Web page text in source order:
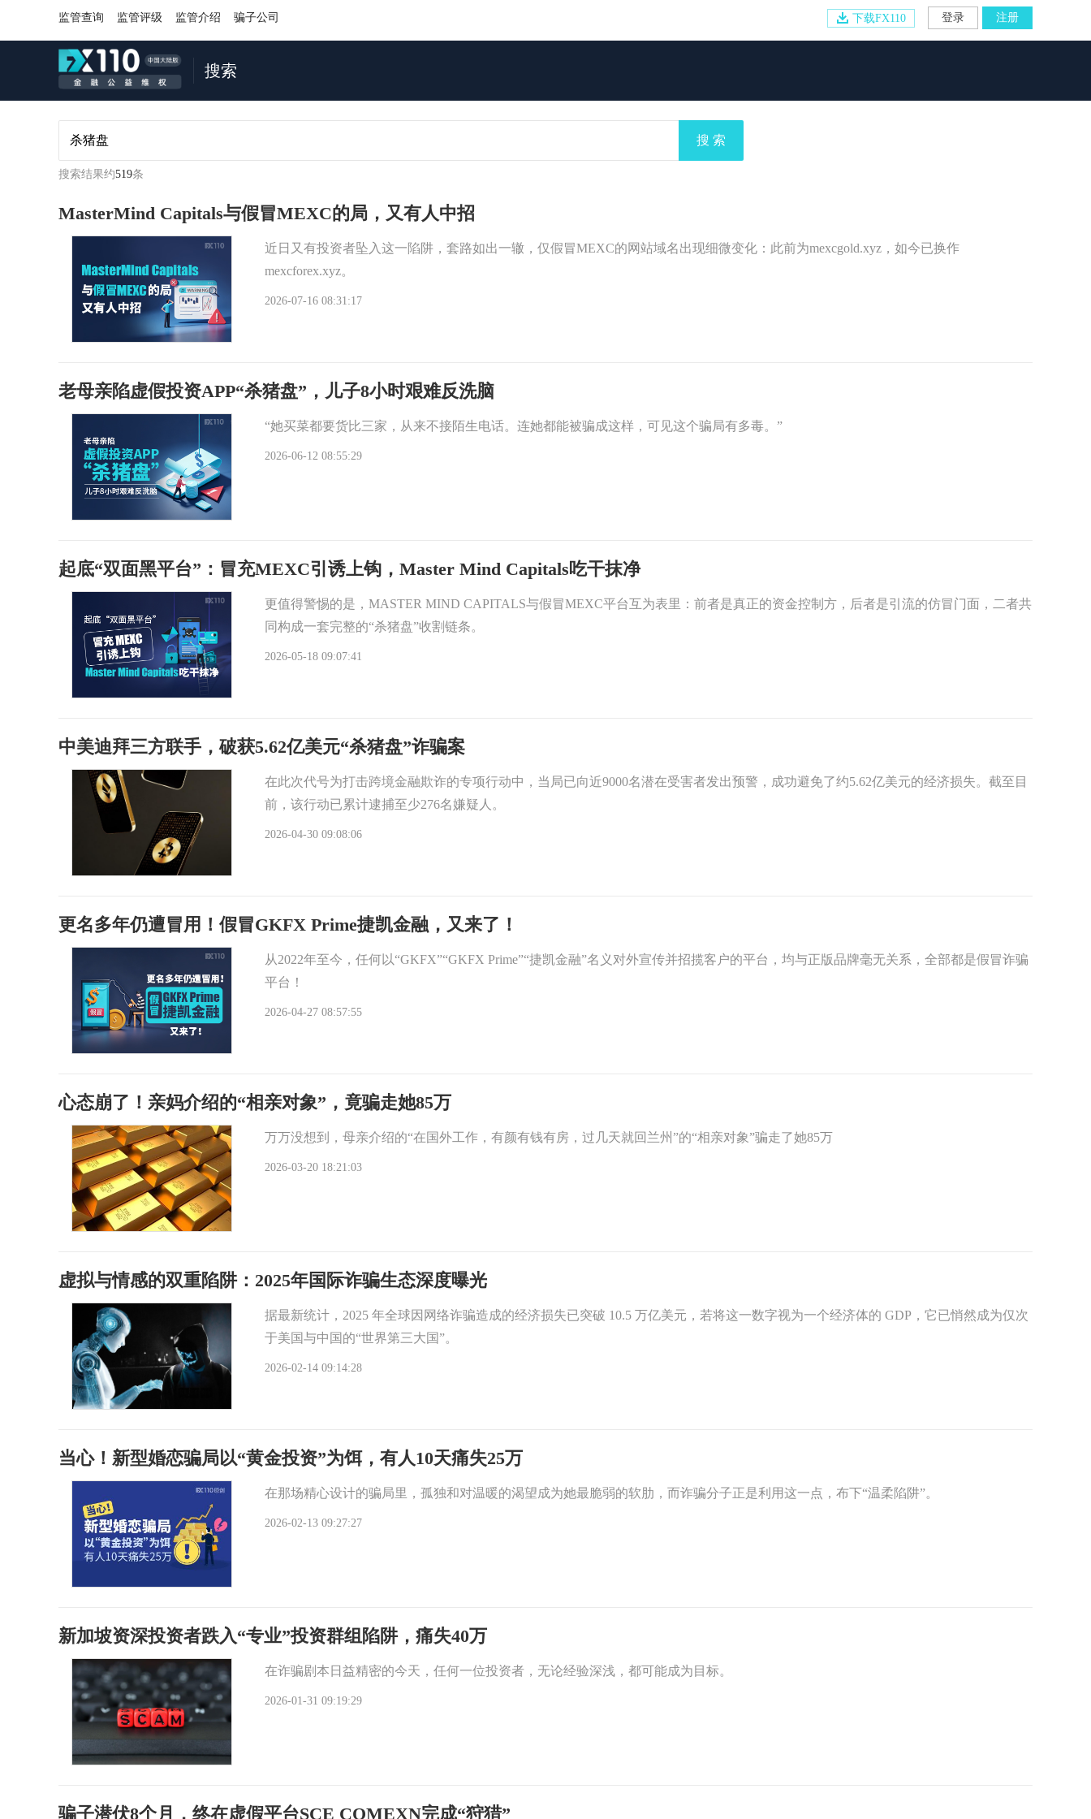
监管查询 监管评级 监管介绍 骗子公司 登录 注册
下载FX110
搜索
搜 索
搜索结果约519条
MasterMind Capitals与假冒MEXC的局，又有人中招
近日又有投资者坠入这一陷阱，套路如出一辙，仅假冒MEXC的网站域名出现细微变化：此前为mexcgold.xyz，如今已换作
mexcforex.xyz。
2026-07-16 08:31:17
老母亲陷虚假投资APP“杀猪盘”，儿子8小时艰难反洗脑
“她买菜都要货比三家，从来不接陌生电话。连她都能被骗成这样，可见这个骗局有多毒。”
2026-06-12 08:55:29
起底“双面黑平台”：冒充MEXC引诱上钩，Master Mind Capitals吃干抹净
更值得警惕的是，MASTER MIND CAPITALS与假冒MEXC平台互为表里：前者是真正的资金控制方，后者是引流的仿冒门面，二者共
同构成一套完整的“杀猪盘”收割链条。
2026-05-18 09:07:41
中美迪拜三方联手，破获5.62亿美元“杀猪盘”诈骗案
在此次代号为打击跨境金融欺诈的专项行动中，当局已向近9000名潜在受害者发出预警，成功避免了约5.62亿美元的经济损失。截至目
前，该行动已累计逮捕至少276名嫌疑人。
2026-04-30 09:08:06
更名多年仍遭冒用！假冒GKFX Prime捷凯金融，又来了！
从2022年至今，任何以“GKFX”“GKFX Prime”“捷凯金融”名义对外宣传并招揽客户的平台，均与正版品牌毫无关系，全部都是假冒诈骗
平台！
2026-04-27 08:57:55
心态崩了！亲妈介绍的“相亲对象”，竟骗走她85万
万万没想到，母亲介绍的“在国外工作，有颜有钱有房，过几天就回兰州”的“相亲对象”骗走了她85万
2026-03-20 18:21:03
虚拟与情感的双重陷阱：2025年国际诈骗生态深度曝光
据最新统计，2025 年全球因网络诈骗造成的经济损失已突破 10.5 万亿美元，若将这一数字视为一个经济体的 GDP，它已悄然成为仅次
于美国与中国的“世界第三大国”。
2026-02-14 09:14:28
当心！新型婚恋骗局以“黄金投资”为饵，有人10天痛失25万
在那场精心设计的骗局里，孤独和对温暖的渴望成为她最脆弱的软肋，而诈骗分子正是利用这一点，布下“温柔陷阱”。
2026-02-13 09:27:27
新加坡资深投资者跌入“专业”投资群组陷阱，痛失40万
在诈骗剧本日益精密的今天，任何一位投资者，无论经验深浅，都可能成为目标。
2026-01-31 09:19:29
骗子潜伏8个月，终在虚假平台SCE COMEXN完成“狩猎”